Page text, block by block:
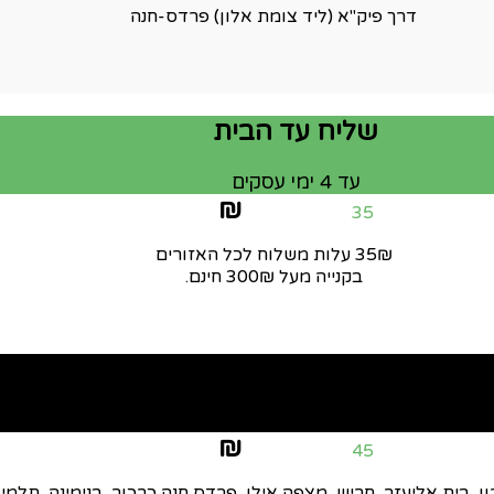
דרך פיק"א (ליד צומת אלון) פרדס-חנה
שליח עד הבית
עד 4 ימי עסקים
₪
35
35₪ עלות משלוח לכל האזורים
בקנייה מעל 300₪ חינם.
₪
45